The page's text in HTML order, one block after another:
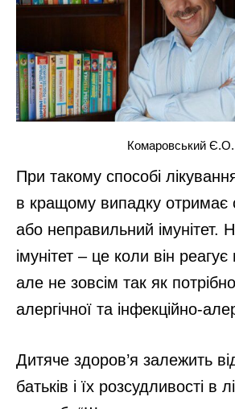
Комаровський Є.О.
При такому способі
в кращому випадку отримає
або неправильний імунітет.
імунітет – це коли він
але не зовсім так як
алергічної та інфекційно-
Дитяче здоров’я залежить
батьків і їх розсудливості в